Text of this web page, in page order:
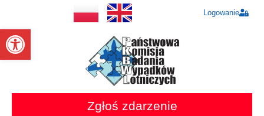
Otwórz pasek narzędzi
Logowanie
Zgłoś zdarzenie